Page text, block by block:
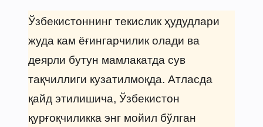
Ўзбекистоннинг текислик ҳудудлари
жуда кам ёғингарчилик олади ва
деярли бутун мамлакатда сув
тақчиллиги кузатилмоқда. Атласда
қайд этилишича, Ўзбекистон
қурғоқчиликка энг мойил бўлган